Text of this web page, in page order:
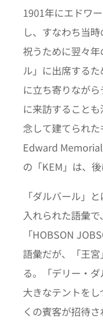
1901年にエドワ
し、すなわち当
祝うために翌々
ル」に出席する
に立ち寄りなが
に来訪すること
念して建てられ
Edward
の「KEM」は、
「ダルバール」
入れられた語彙
「HOBSON
語彙だが、「王
る。「デリー・
大きなテントを
くの賓客が招待